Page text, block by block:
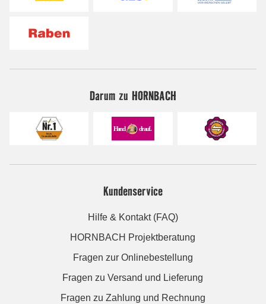
Darum zu HORNBACH
Kundenservice
Hilfe & Kontakt (FAQ)
HORNBACH Projektberatung
Fragen zur Onlinebestellung
Fragen zu Versand und Lieferung
Fragen zu Zahlung und Rechnung